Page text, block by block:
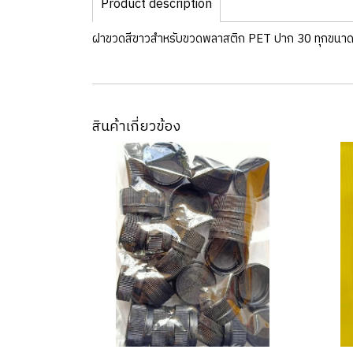
Product description
ฝาขวดสีขาวสำหรับขวดพลาสติก PET ปาก 30 ทุกขนาด
สินค้าเกี่ยวข้อง